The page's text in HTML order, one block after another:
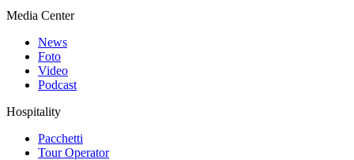
Media Center
News
Foto
Video
Podcast
Hospitality
Pacchetti
Tour Operator